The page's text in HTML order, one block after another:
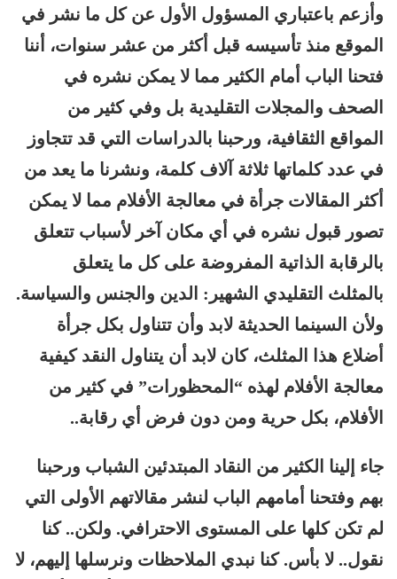
وأزعم باعتباري المسؤول الأول عن كل ما نشر في
الموقع منذ تأسيسه قبل أكثر من عشر سنوات، أننا
فتحنا الباب أمام الكثير مما لا يمكن نشره في
الصحف والمجلات التقليدية بل وفي كثير من
المواقع الثقافية، ورحبنا بالدراسات التي قد تتجاوز
في عدد كلماتها ثلاثة آلاف كلمة، ونشرنا ما يعد من
أكثر المقالات جرأة في معالجة الأفلام مما لا يمكن
تصور قبول نشره في أي مكان آخر لأسباب تتعلق
بالرقابة الذاتية المفروضة على كل ما يتعلق
بالمثلث التقليدي الشهير: الدين والجنس والسياسة.
ولأن السينما الحديثة لابد وأن تتناول بكل جرأة
أضلاع هذا المثلث، كان لابد أن يتناول النقد كيفية
معالجة الأفلام لهذه “المحظورات” في كثير من
الأفلام، بكل حرية ومن دون فرض أي رقابة..
جاء إلينا الكثير من النقاد المبتدئين الشباب ورحبنا
بهم وفتحنا أمامهم الباب لنشر مقالاتهم الأولى التي
لم تكن كلها على المستوى الاحترافي. ولكن.. كنا
نقول.. لا بأس. كنا نبدي الملاحظات ونرسلها إليهم، لا